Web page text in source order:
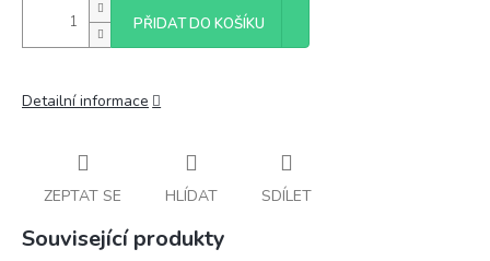
PŘIDAT DO KOŠÍKU
Detailní informace
ZEPTAT SE HLÍDAT SDÍLET
Související produkty